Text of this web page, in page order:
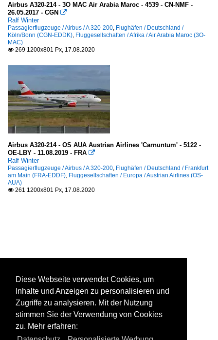
Airbus A320-214 - 3O MAC Air Arabia Maroc - 4539 - CN-NMF -
26.05.2017 - CGN 
Ralf Winter
Passagierflugzeuge / Airbus / A 320-200, Flughäfen / Deutschland /
Köln/Bonn (CGN-EDDK), Fluggesellschaften / Afrika / Air Arabia Maroc (3O-
MAC)
 269 1200x801 Px, 17.08.2020
Airbus A320-214 - OS AUA Austrian Airlines 'Carnuntum' - 5122 -
OE-LBY - 11.08.2019 - FRA 
Ralf Winter
Passagierflugzeuge / Airbus / A 320-200, Flughäfen / Deutschland / Frankfurt
am Main (FRA-EDDF), Fluggesellschaften / Europa / Austrian Airlines (OS-
AUA)
 261 1200x801 Px, 17.08.2020
Diese Webseite verwendet Cookies, um
Inhalte und Anzeigen zu personalisieren und
Zugriffe zu analysieren. Mit der Nutzung
stimmen Sie der Verwendung von Cookies
zu. Mehr erfahren: